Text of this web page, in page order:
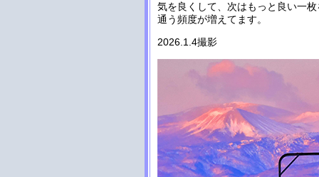
気を良くして、次はもっと良い
通う頻度が増えてます。
2026.1.4撮影